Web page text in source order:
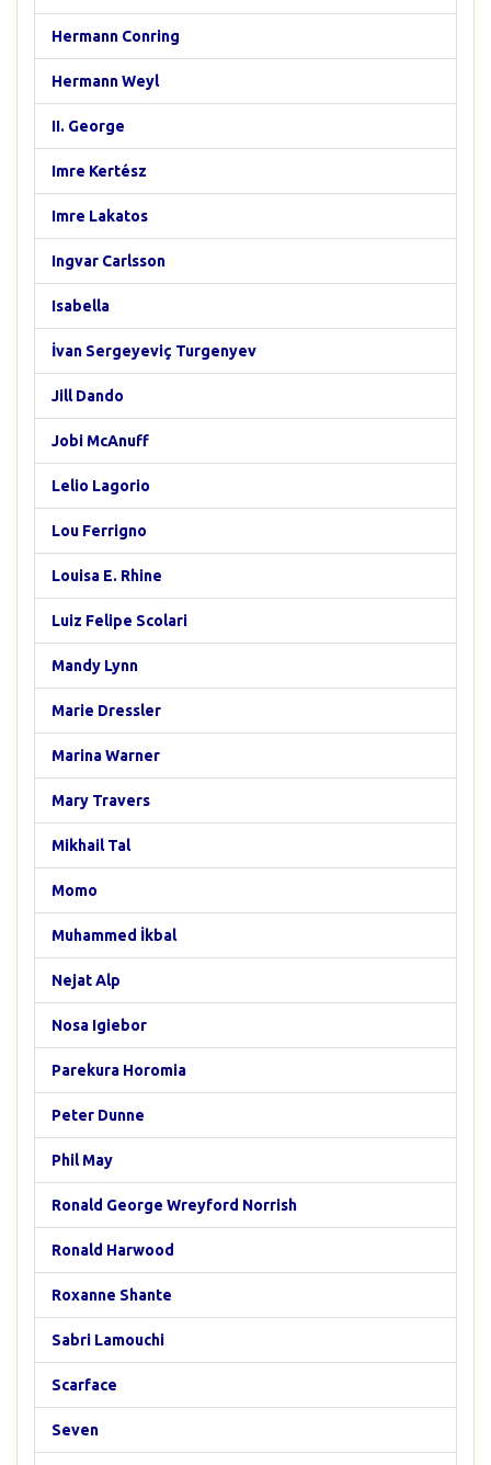
Hermann Conring
Hermann Weyl
II. George
Imre Kertész
Imre Lakatos
Ingvar Carlsson
Isabella
İvan Sergeyeviç Turgenyev
Jill Dando
Jobi McAnuff
Lelio Lagorio
Lou Ferrigno
Louisa E. Rhine
Luiz Felipe Scolari
Mandy Lynn
Marie Dressler
Marina Warner
Mary Travers
Mikhail Tal
Momo
Muhammed İkbal
Nejat Alp
Nosa Igiebor
Parekura Horomia
Peter Dunne
Phil May
Ronald George Wreyford Norrish
Ronald Harwood
Roxanne Shante
Sabri Lamouchi
Scarface
Seven